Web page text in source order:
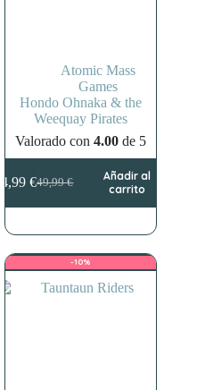
Atomic Mass
Games
Hondo Ohnaka & the
Weequay Pirates
Valorado con 4.00de 5
49,99€
El
precio
era:
49,99 €.
44,99€El
precio
es:
44,99 €.
Añadir al
carrito
-10%